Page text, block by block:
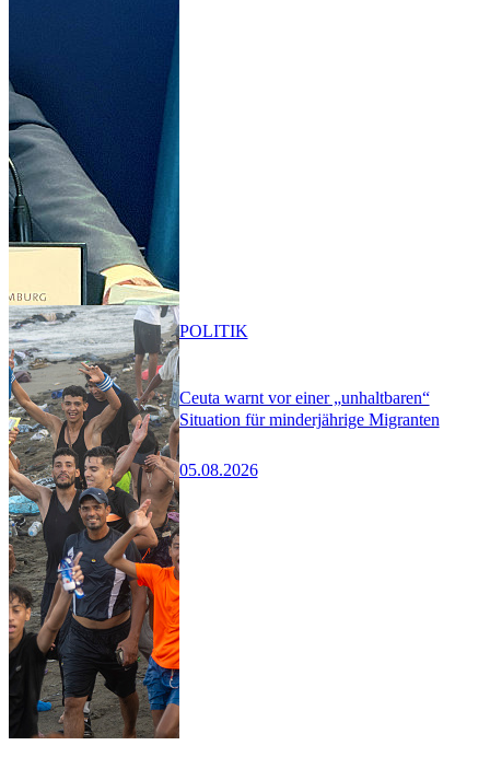
Ceuta warnt vor einer „unhaltbaren“
Situation für minderjährige Migranten
05.08.2026
POLITIK